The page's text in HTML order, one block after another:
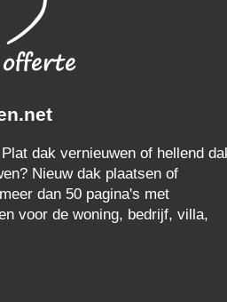
dak vernieuwen of hellend
Nieuw dak plaatsen of
dan 50 pagina's met
voor de woning, bedrijf, villa,